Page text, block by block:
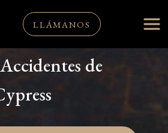
LLÁMANOS
de